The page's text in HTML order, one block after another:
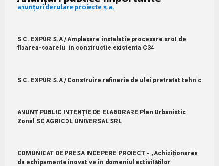
anunțuri derulare proiecte ș.a.
S.C. EXPUR S.A / Amplasare instalatie procesare srot de
floarea-soarelui in constructie existenta C34
S.C. EXPUR S.A / Construire rafinarie de ulei pretratat tehnic
ANUNȚ PUBLIC INTENȚIE DE ELABORARE Plan Urbanistic
Zonal SC AGRICOL UNIVERSAL SRL
COMUNICAT DE PRESA INCEPERE PROIECT - „Achiziționarea
de echipamente inovative în domeniul activităților